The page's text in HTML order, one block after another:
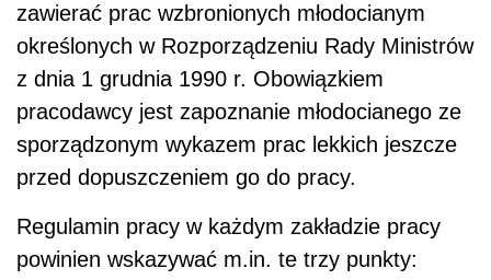
zawierać prac wzbronionych młodocianym
określonych w Rozporządzeniu Rady Ministrów
z dnia 1 grudnia 1990 r. Obowiązkiem
pracodawcy jest zapoznanie młodocianego ze
sporządzonym wykazem prac lekkich jeszcze
przed dopuszczeniem go do pracy.
Regulamin pracy w każdym zakładzie pracy
powinien wskazywać m.in. te trzy punkty: